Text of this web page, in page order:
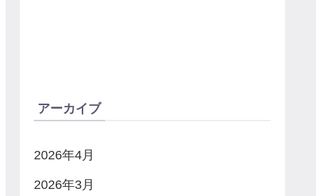
アーカイブ
2026年4月
2026年3月